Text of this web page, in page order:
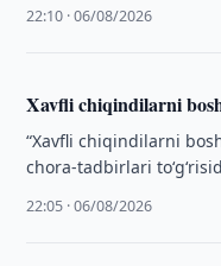
22:10 · 06/08/2026
Xavfli chiqindilarni
“Xavfli chiqindilarni
chora-tadbirlari
22:05 · 06/08/2026